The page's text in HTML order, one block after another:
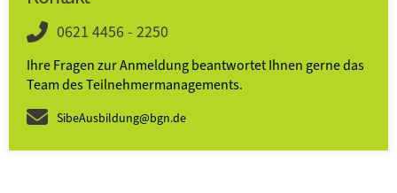
0621 4456 - 2250
Ihre Fragen zur Anmeldung beantwortet Ihnen gerne das
Team des Teilnehmer­­manage­ments.
SibeAusbildung@bgn.de